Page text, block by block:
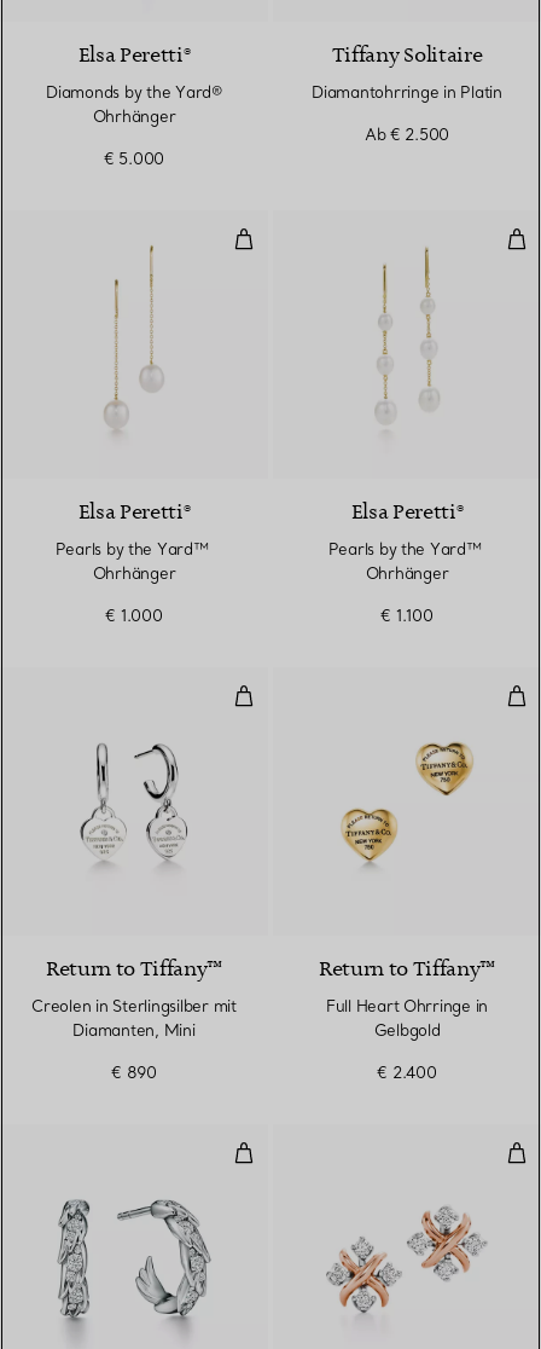
Elsa Peretti®
Diamonds by the Yard®
Ohrhänger
€ 5.000
Tiffany Solitaire
Diamantohrringe in Platin
Ab € 2.500
Pearls by the Yard™ ​​Ohrhänger
Elsa Peretti®
Pearls by the Yard™ ​​
Ohrhänger
€ 1.000
Elsa Peretti®
Pearls by the Yard™ ​​
Ohrhänger
€ 1.100
Creolen in Sterlingsilber mit
Return to Tiffany™
Creolen in Sterlingsilber mit
Diamanten, Mini
€ 890
Return to Tiffany™
Full Heart Ohrringe in
Gelbgold
€ 2.400
Kreolen mit Flügeln in Platin mit